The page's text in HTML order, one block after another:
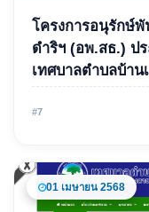
โครงการ
อันเนื่องม
(อพ.สธ.)
2568 ของ
อำเภอเมือ
หนองคาย
โครงการอนุรักษ์
ดำริฯ (อพ.สธ.) ประจำปีงบประมาณ 2568 ของ
เทศบาลตำบลบ้านเดื่อ อำเภอเมืองหนองคา
หนองคาย
#7
01 เมษายน 2568